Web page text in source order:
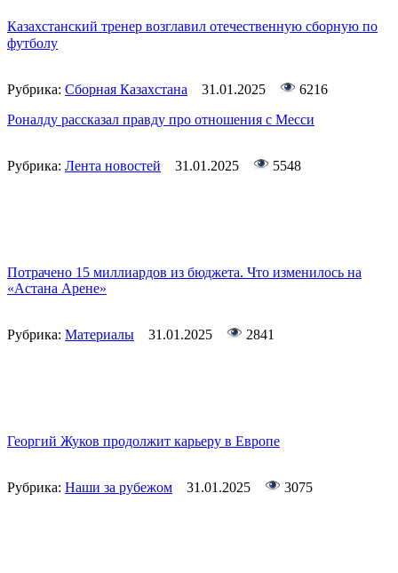
Казахстанский тренер возглавил отечественную сборную по
футболу
Рубрика: Сборная Казахстана 31.01.2025
6216
Роналду рассказал правду про отношения с Месси
Рубрика: Лента новостей 31.01.2025 5548
Потрачено 15 миллиардов из бюджета. Что изменилось на
«Астана Арене»
Рубрика: Материалы 31.01.2025 2841
Георгий Жуков продолжит карьеру в Европе
Рубрика: Наши за рубежом 31.01.2025 3075